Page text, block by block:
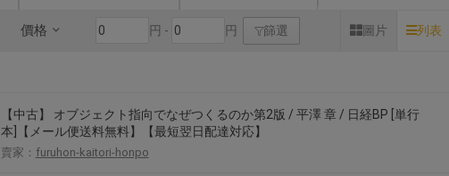
價格 円 - 円 篩選 圖片 列表
【中古】 オブジェクト指向でなぜつくるのか第2版 / 平澤 章 / 日経BP [単行
本]【メール便送料無料】【最短翌日配達対応】
賣家： furuhon-kaitori-honpo